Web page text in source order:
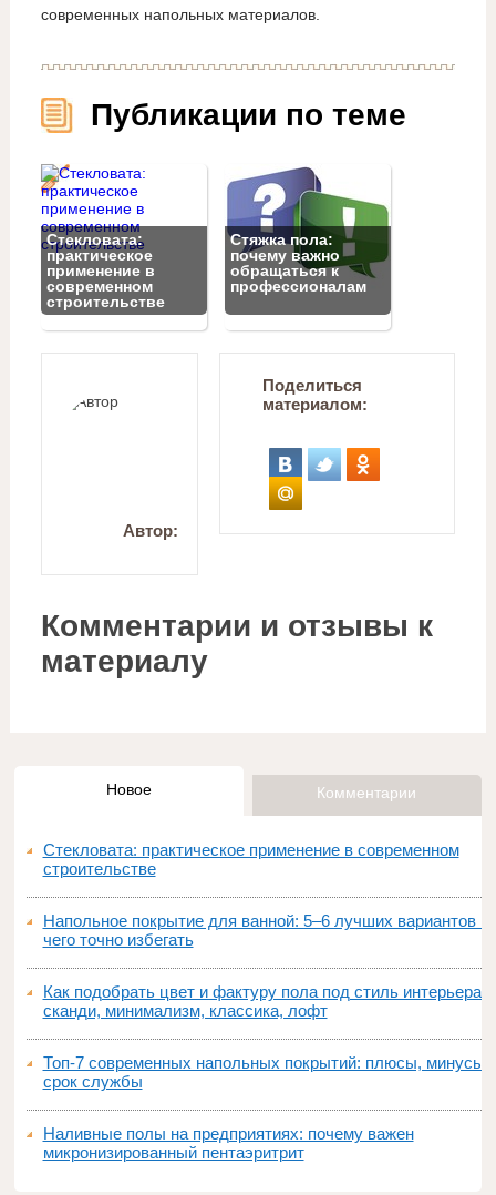
современных напольных материалов.
Публикации по теме
Стекловата:
практическое
применение в
современном
строительстве
Стяжка пола:
почему важно
обращаться к
профессионалам
Автор:
Поделиться
материалом:
Комментарии и отзывы к
материалу
Новое Комментарии
Стекловата: практическое применение в современном
строительстве
Напольное покрытие для ванной: 5–6 лучших вариантов и
чего точно избегать
Как подобрать цвет и фактуру пола под стиль интерьера:
сканди, минимализм, классика, лофт
Топ‑7 современных напольных покрытий: плюсы, минусы,
срок службы
Наливные полы на предприятиях: почему важен
микронизированный пентаэритрит